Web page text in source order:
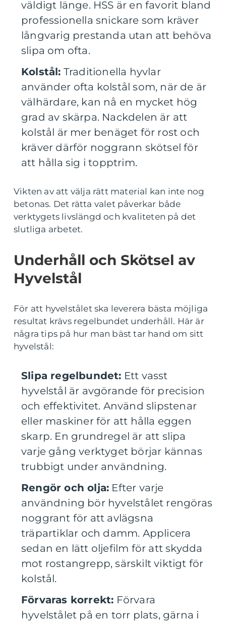
väldigt länge. HSS är en favorit bland
professionella snickare som kräver
långvarig prestanda utan att behöva
slipa om ofta.
Kolstål: Traditionella hyvlar
använder ofta kolstål som, när de är
välhärdare, kan nå en mycket hög
grad av skärpa. Nackdelen är att
kolstål är mer benäget för rost och
kräver därför noggrann skötsel för
att hålla sig i topptrim.
Vikten av att välja rätt material kan inte nog
betonas. Det rätta valet påverkar både
verktygets livslängd och kvaliteten på det
slutliga arbetet.
Underhåll och Skötsel av
Hyvelstål
För att hyvelstålet ska leverera bästa möjliga
resultat krävs regelbundet underhåll. Här är
några tips på hur man bäst tar hand om sitt
hyvelstål:
Slipa regelbundet: Ett vasst
hyvelstål är avgörande för precision
och effektivitet. Använd slipstenar
eller maskiner för att hålla eggen
skarp. En grundregel är att slipa
varje gång verktyget börjar kännas
trubbigt under användning.
Rengör och olja: Efter varje
användning bör hyvelstålet rengöras
noggrant för att avlägsna
träpartiklar och damm. Applicera
sedan en lätt oljefilm för att skydda
mot rostangrepp, särskilt viktigt för
kolstål.
Förvaras korrekt: Förvara
hyvelstålet på en torr plats, gärna i